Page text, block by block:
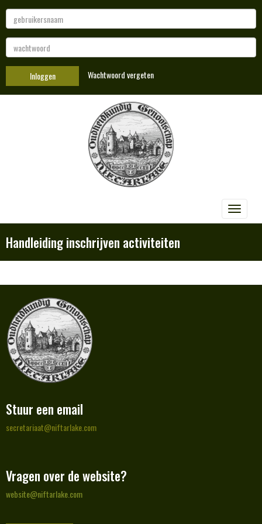
Inloggen Wachtwoord vergeten
Toggle
Handleiding inschrijven activiteiten
Stuur een email
taairaterces@niftarlake.com
Vragen over de website?
etisbew@niftarlake.com